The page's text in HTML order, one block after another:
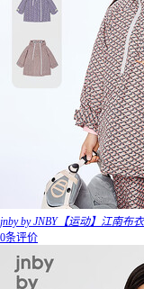
jnby by JNBY【运动】江南布
0条评价